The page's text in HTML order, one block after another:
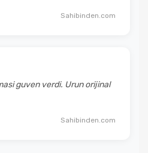
Sahibinden.com
guven verdi. Urun orijinal
Sahibinden.com